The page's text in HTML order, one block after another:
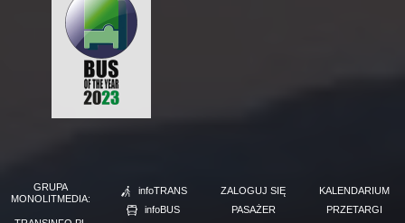
GRUPA
MONOLITMEDIA:
infoTRANS
infoBUS
ZALOGUJ SIĘ
PASAŻER
KALENDARIUM
PRZETARGI